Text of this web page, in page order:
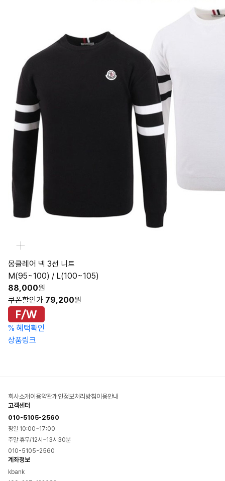
몽클레어 넥 3선 니트
M(95~100) / L(100~105)
88,000원
쿠폰할인가 79,200원
% 혜택확인
상품링크
회사소개 이용약관개인정보처리방침이용안내
고객센터
010-5105-2560
평일 10:00~17:00
주말 휴무/12시~13시30분
010-5105-2560
계좌정보
kbank